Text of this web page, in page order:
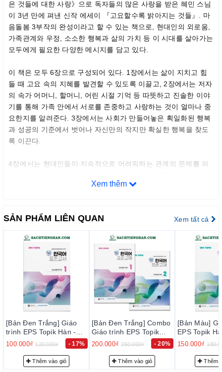
은 것들에 대한 사랑》으로 독자들의 많은 사랑을 받은 혜민 스님
이 3년 만에 펴낸 신작 에세이 『고요할수록 밝아지는 것들』. 마
음돌봄 3부작의 완성이라고 할 수 있는 책으로, 현대인의 외로움,
가족관계와 우정, 소소한 행복과 삶의 가치 등 이 시대를 살아가는
모두에게 필요한 다양한 메시지를 담고 있다.
이 책은 모두 6장으로 구성되어 있다. 1장에서는 삶이 지치고 힘
들 때 고요 속의 지혜를 발견할 수 있도록 이끌고, 2장에서는 저자
의 속가 어머니, 할머니, 어린 시절 기억 등 따뜻하고 진솔한 이야
기를 통해 가족 안에서 서로를 존중하고 사랑하는 것이 얼마나 중
요한지를 알려준다. 3장에서는 사회가 만들어놓은 획일화된 행복
과 성공의 기준에서 벗어나 자신만의 작지만 확실한 행복을 찾도
록 이끈다.
4장에서는 현대인들이 지속적으로 어려워하는 관계의 문제를 파
는 현대인들의 고질병이 된 ‘외로움’을 주제로 우리가 외로운 이
있는 투명한 침묵을 만나기를, 마음의 본성을 찾기를 바라는 저자
의 간절한 바람을 담았다.
저자는 이 책에서 고요한 가운데 깨어있는 ‘적적성성寂寂惺惺’이
라는 옛 선사들의 경험에서 나온 지혜의 말을 전하고자 한다. 마음
이 고요해졌을 때 지금 상황과 내 마음을 천천히 살펴본다면 고요
속의 지혜가 답을 줄 것이라고 이야기하면서 복잡하고 소란한 세
상 속에서 나 자신을 잃어가는 사람들에게 내가 누구인지, 진짜 하
고 싶은 일은 무엇인지 찾아갈 수 있는 길을 안내해준다.
Xem thêm
SẢN PHẨM LIÊN QUAN Xem tất cả
[Bản Đen Trắng] Combo
Giáo trình EPS Topik
Hàn - Anh Bản Mới 2024
NEW 한국어 표준교재
1+2 (일상생활 한국어)
200.000₫ 250.000₫ - 20%
Thêm vào giỏ
[Bản Màu] Giáo trình
EPS Topik Hàn - Anh
Bản Mới 2024 Tập 2 -
EPS-Topik NEW 한국어
표준교재 2 (일상생활 한
국어)
150.000₫ 180.000₫ - 17%
Thêm vào giỏ
[Bản Màu]
EPS Topik
Bản Mới
표준교재 1 (
국어)
150.000₫
Thêm